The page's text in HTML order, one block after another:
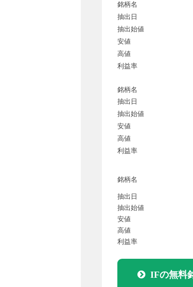
銘柄名
抽出日
抽出始値
安値
高値
利益率
銘柄名
抽出日
抽出始値
安値
高値
利益率
銘柄名
抽出日
抽出始値
安値
高値
利益率
IFの無料